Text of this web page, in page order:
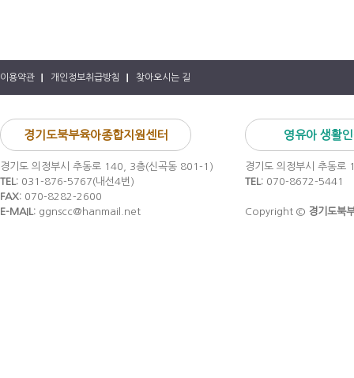
이용약관 개인정보취급방침 찾아오시는 길
경기도북부육아종합지원센터
경기도 의정부시 추동로 140, 3층(신곡동 801-1)
TEL: 031-876-5767(내선4번)
FAX: 070-8282-2600
E-MAIL: ggnscc@hanmail.net
영유아 생활
경기도 의정부시 추동
TEL: 070-8672-5441
Copyright © 경기도북